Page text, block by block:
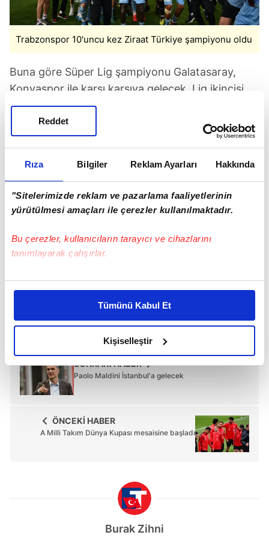
Rıza Bilgiler Reklam Ayarları Hakkında
"Sitelerimizde reklam ve pazarlama faaliyetlerinin
yürütülmesi amaçları ile çerezler kullanılmaktadır.
Bu çerezler, kullanıcıların tarayıcı ve cihazlarını
tanımlayarak çalışırlar.
Bu çerezlere izin vermeniz halinde sizlere özel
daha iyi reklam deneyimi yaşatabiliriz. Bunu yaparken
amacımızın size daha iyi bir reklam deneyimi sunmak
olduğunu ve sizlere en iyi içerikleri sunabilmek adına
elimizden gelen çabayı gösterdiğimizi ve bu noktada,
reklamların maliyetlerimizi karşılamak noktasında tek gelir
kalemimiz olduğunu sizlere hatırlatmak isteriz.
takdirde, kullanıcılara hedefli reklamlar
Sitemizde kendimize ve üçüncü kişilere ait çerezler
kullanılmaktadır. Bu çerezler vasıtasıyla çeşitli kişisel
verileriniz işlenmekte olup gerekli olan çerezler bilgi
toplumu hizmetlerinin sunulması amacıyla
Tümünü Kabul Et
Kişiselleştir
Reddet
Trabzonspor 10'uncu kez Ziraat Türkiye şampiyonu oldu
Buna göre Süper Lig şampiyonu Galatasaray,
Konyaspor ile karşı karşıya gelecek. Lig ikincisi
Fenerbahçe ise kupa şampionu Trabzonspor ile
finale yükselmek adına mücadele verecek.
Yeni formattaki ilk şampiyonluğu Galatasaray'ı 2-
0 yenen Fenerbahçe kazanmıştı.
TAKVİM UYGULAMASINI İNDİRMEK İÇİN
SONRAKİ HABER
Paolo Maldini İstanbul'a gelecek
ÖNCEKİ HABER
A Milli Takım Dünya Kupası mesaisine başladı
Burak Zihni